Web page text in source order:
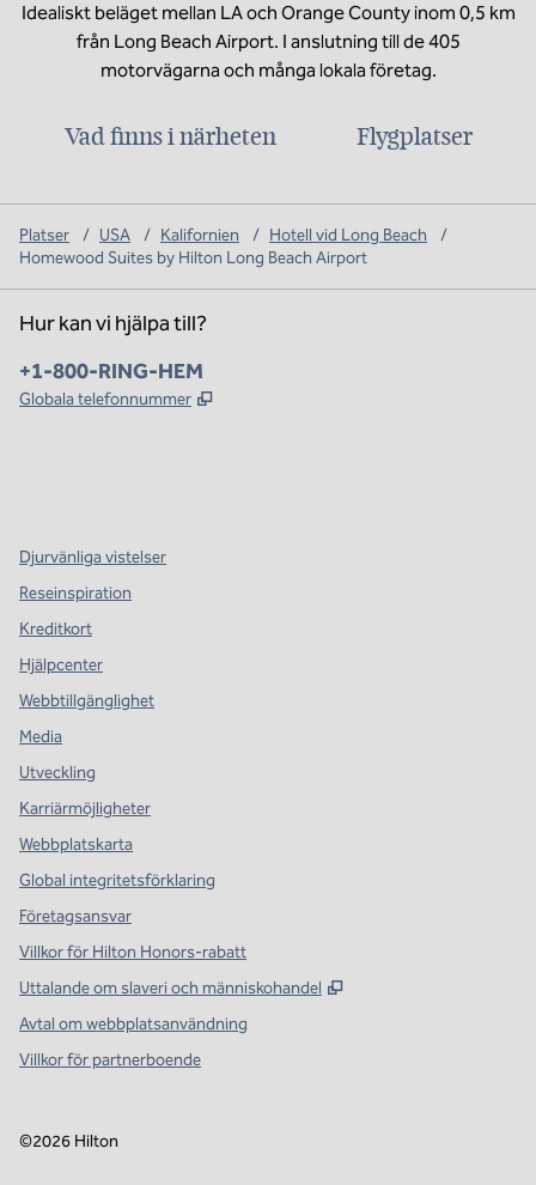
Idealiskt beläget mellan LA och Orange County inom 0,5 km
från Long Beach Airport. I anslutning till de 405
motorvägarna och många lokala företag.
Vad finns i närheten Flygplatser
Platser / USA / Kalifornien / Hotell vid Long Beach
/
Homewood Suites by Hilton Long Beach Airport
Hur kan vi hjälpa till?
Telefon:
+1-800-RING-HEM
Globala telefonnummer ,
Djurvänliga vistelser
Reseinspiration
Kreditkort
Hjälpcenter
Webbtillgänglighet
Media
Utveckling
Karriärmöjligheter
Webbplatskarta
Global integritetsförklaring
Företagsansvar
Villkor för Hilton Honors-rabatt
Uttalande om slaveri och människohandel
,
Avtal om webbplatsanvändning
Villkor för partnerboende
©2026 Hilton